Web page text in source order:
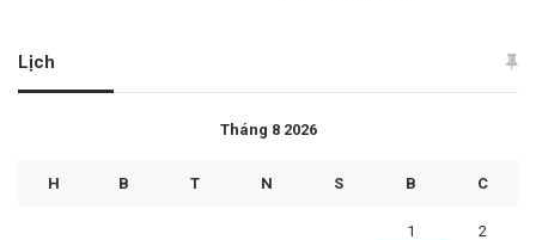
Lịch
Tháng 8 2026
H B T N S B C
1 2